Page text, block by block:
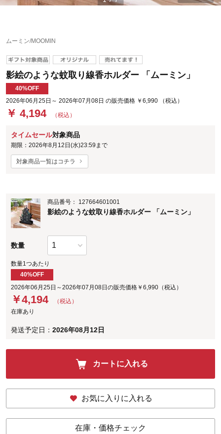
ムーミン/MOOMIN
影絵のような蚊取り線香ホルダー 「ムーミン」
40%OFF
2026年06月25日～ 2026年07月08日 の販売価格 ￥6,990 （税込）
￥ 4,194 （税込）
タイムセール対象商品
期限：2026年8月12日(水)23:59まで
対象商品一覧はコチラ
商品番号： 127664601001
影絵のような蚊取り線香ホルダー 「ムーミン」
数量
数量1つあたり
40%OFF
2026年06月25日～2026年07月08日の販売価格￥6,990（税込）
￥4,194
（税込）
在庫あり
発送予定日： 2026年08月12日
カートに入れる
お気に入りに入れる
在庫・価格チェック